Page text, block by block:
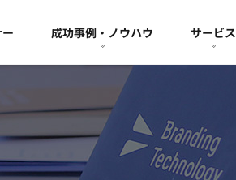
成功事例・ノウハウ サービス